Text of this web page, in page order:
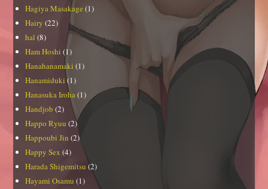
Hagiya Masakage (1)
Hairy (22)
hal (8)
Ham Hoshi (1)
Hanahanamaki (1)
Hanamiduki(1)
Hanasuka Iroha (1)
Handjob (2)
Happo Ryuu (2)
Happoubi Jin (2)
Happy Sex (4)
Harada Shigemitsu (2)
Hayami Osamu (1)